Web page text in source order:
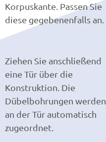
Korpuskante. Passen Sie
diese gegebenenfalls an.
Ziehen Sie anschließend
eine Tür über die
Konstruktion. Die
Dübelbohrungen werden
an der Tür automatisch
zugeordnet.